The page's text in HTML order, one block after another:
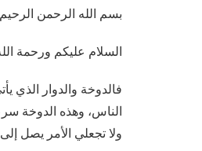
بسم الله الرحمن الرحيم
السلام عليكم ورحمة
فالدوخة والدوار الذي
ولا تجعلي الأمر يصل